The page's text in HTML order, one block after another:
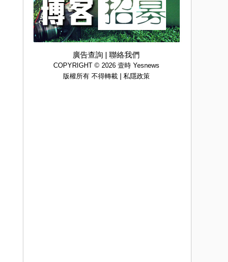
廣告查詢 | 聯絡我們
COPYRIGHT © 2026 壹時 Yesnews
版權所有 不得轉載 | 私隱政策